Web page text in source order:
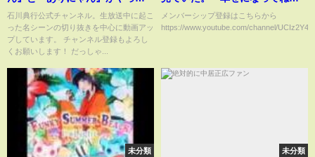
きた【石川典行】
石川典行公式チャンネル。生放送中に起こ
った名シーンの切り抜きを中心に動画アッ
プしています。 チャンネル登録もよろし
くお願いします！ だっしゃ...
と言えるには、もう少し時間が
かかりそうだ。【指原莉乃/犬飼
メンバーシップ登録はこちらから
https://www.youtube.com/channel/
未分類 未分類